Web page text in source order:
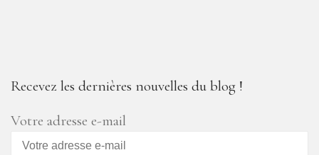
Recevez les dernières nouvelles du blog !
Votre adresse e-mail